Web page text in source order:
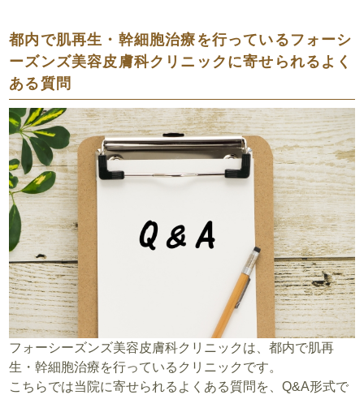
都内で肌再生・幹細胞治療を行っているフォーシ
ーズンズ美容皮膚科クリニックに寄せられるよく
ある質問
フォーシーズンズ美容皮膚科クリニックは、都内で肌再
生・幹細胞治療を行っているクリニックです。
こちらでは当院に寄せられるよくある質問を、Q&A形式で